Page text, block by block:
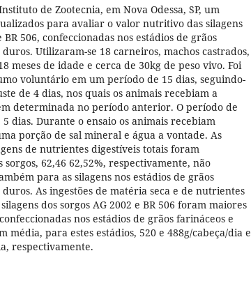
de Zootecnia, em Nova Odessa, SP, um
para avaliar o valor nutritivo das silagens
BR 506, confeccionadas nos estádios de grãos
Utilizaram-se 18 carneiros, machos castrados,
meses de idade e cerca de 30kg de peso vivo. Foi
voluntário em um período de 15 dias, seguindo-
de 4 dias, nos quais os animais recebiam a
determinada no período anterior. O período de
dias. Durante o ensaio os animais recebiam
porção de sal mineral e água a vontade. As
de nutrientes digestíveis totais foram
sorgos, 62,46 62,52%, respectivamente, não
para as silagens nos estádios de grãos
As ingestões de matéria seca e de nutrientes
dos sorgos AG 2002 e BR 506 foram maiores
nos estádios de grãos farináceos e
média, para estes estádios, 520 e 488g/cabeça/dia e
respectivamente.